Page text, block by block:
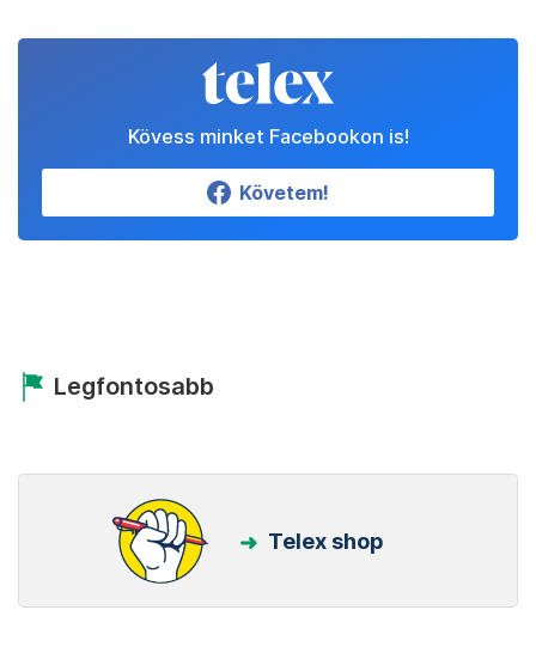
Kövess minket Facebookon is!
Követem!
Legfontosabb
Telex shop